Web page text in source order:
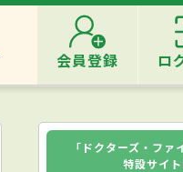
会員登録 ロ
「ドクターズ・フ
特設サイ